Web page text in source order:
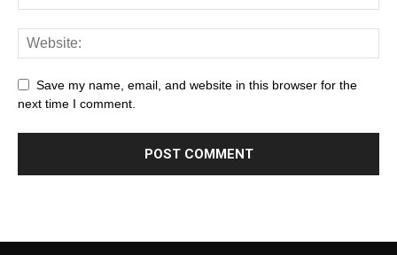
Save my name, email, and website in this browser for the
next time I comment.